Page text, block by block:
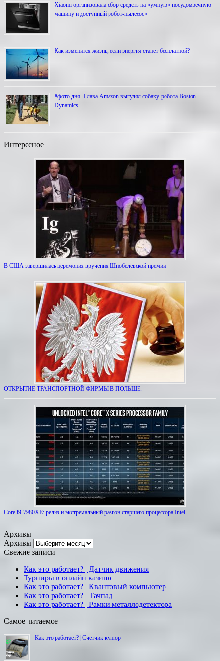
Xiaomi организовала сбор средств на «умную» посудомоечную
машину и доступный робот-пылесос»
Как изменится жизнь, если энергия станет бесплатной?
#фото дня | Глава Amazon выгулял собаку-робота Boston
Dynamics
Интересное
В США завершилась церемония вручения Шнобелевской премии
ОТКРЫТИЕ ТРАНСПОРТНОЙ ФИРМЫ В ПОЛЬШЕ.
Core i9-7980XE: релиз и экстремальный разгон старшего процессора Intel
Архивы
Архивы
Свежие записи
Как это работает? | Датчик движения
Турниры в онлайн казино
Как это работает? | Квантовый компьютер
Как это работает? | Тачпад
Как это работает? | Рамки металлодетектора
Самое читаемое
Как это работает? | Счетчик купюр